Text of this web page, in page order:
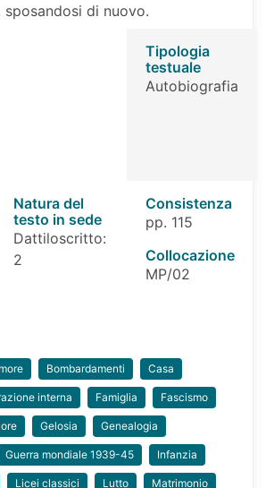
sposandosi di nuovo.
Tipologia
testuale
Autobiografia
Natura del
testo in sede
Dattiloscritto:
2
Consistenza
pp. 115
Collocazione
MP/02
Bombardamenti Casa
interna Famiglia Fascismo
Gelosia Genealogia
Guerra mondiale 1939-45 Infanzia
Licei classici Lutto Matrimonio